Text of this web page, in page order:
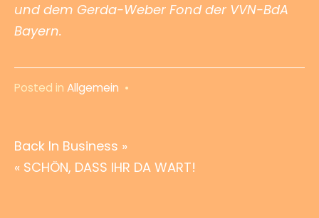
und dem Gerda-Weber Fond der VVN-BdA
Bayern.
Posted in Allgemein •
Beitragsnavigation
Back In Business »
« SCHÖN, DASS IHR DA WART!